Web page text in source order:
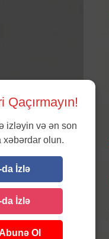
izləyin və ən son
xəbərdar olun.
İzlə
İzlə
Ol